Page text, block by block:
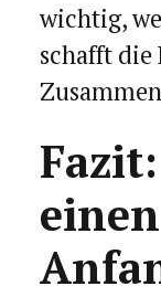
wichtig,
schafft die